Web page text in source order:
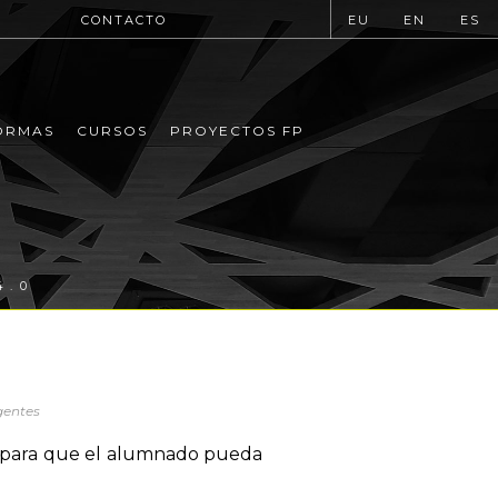
CONTACTO EU EN ES
CURSOS PROYECTOS FP
que el alumnado pueda